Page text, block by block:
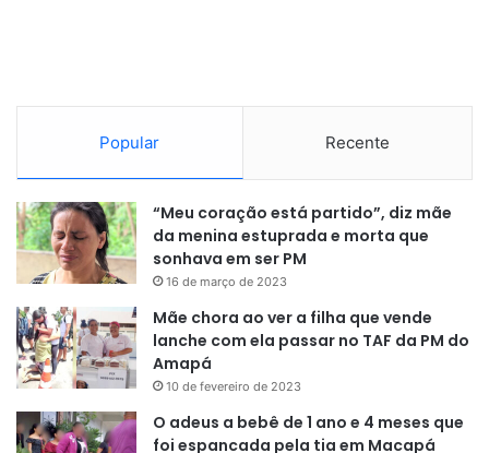
“Enquanto houver tamanha opacidade nas informações,
ter credibilidade”
Em meio a uma das fases mais agudas da crise, o Banco
Central da Venezuela (BCV) passou mais de quatro anos
sem divulgar relatórios sobre a situação econômica do
país, até que em maio de 2019 registrou uma inflação de
130.060% para 2018 (várias vezes abaixo da estimativa do
Fundo Monetário Internacional, que a calculou em
929.789,5%) e uma contração interanual do PIB de 22,5%
divulgar relatórios oficiais sobre o PIB desde o final de
Popular Recente
“Meu coração está partido”, diz mãe
da menina estuprada e morta que
sonhava em ser PM
16 de março de 2023
Mãe chora ao ver a filha que vende
lanche com ela passar no TAF da PM do
Amapá
10 de fevereiro de 2023
O adeus a bebê de 1 ano e 4 meses que
foi espancada pela tia em Macapá